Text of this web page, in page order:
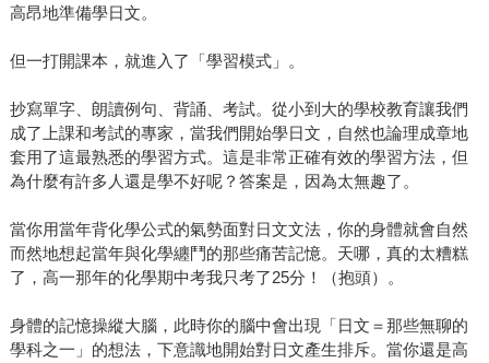
高昂地準備學日文。
但一打開課本，就進入了「學習模式」。
抄寫單字、朗讀例句、背誦、考試。從小到大的學校教育讓我們
成了上課和考試的專家，當我們開始學日文，自然也論理成章地
套用了這最熟悉的學習方式。這是非常正確有效的學習方法，但
為什麼有許多人還是學不好呢？答案是，因為太無趣了。
當你用當年背化學公式的氣勢面對日文文法，你的身體就會自然
而然地想起當年與化學纏鬥的那些痛苦記憶。天哪，真的太糟糕
了，高一那年的化學期中考我只考了25分！（抱頭）。
身體的記憶操縱大腦，此時你的腦中會出現「日文＝那些無聊的
學科之一」的想法，下意識地開始對日文產生排斥。當你還是高